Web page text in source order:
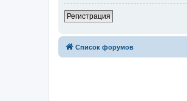
Регистрация
Список форумов